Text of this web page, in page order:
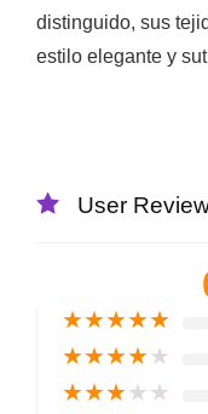
distinguido, sus
estilo elegante y
User
★★★★★
★★★★★
★★★★★